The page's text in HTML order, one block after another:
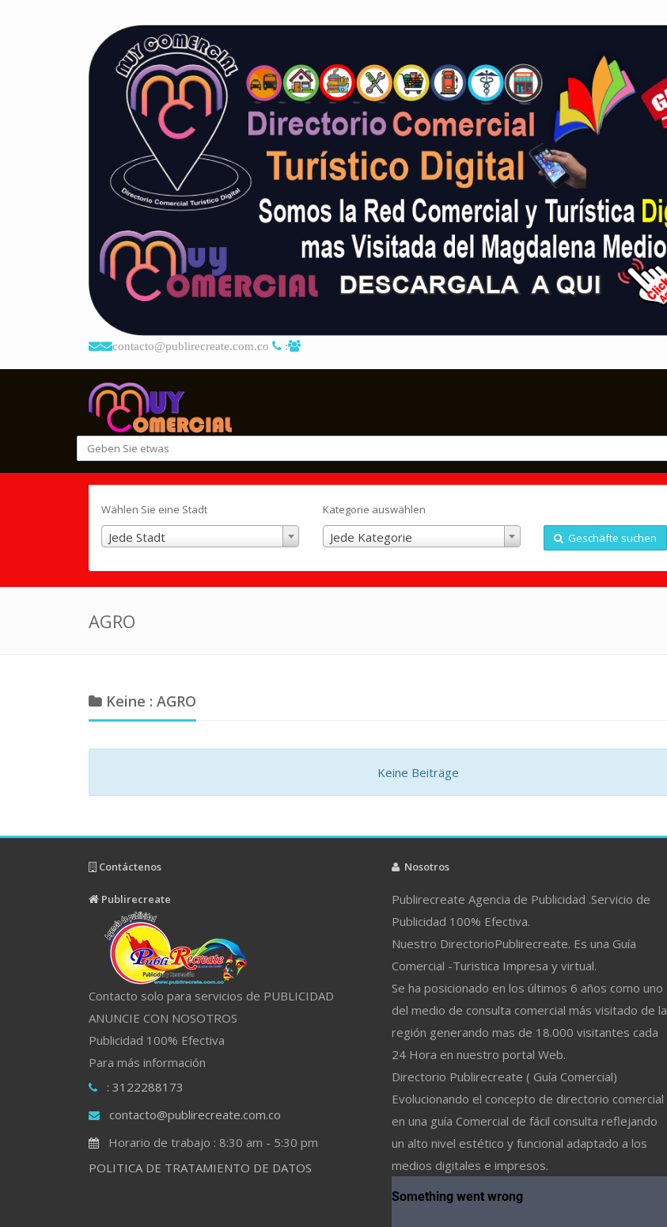
contacto@publirecreate.com.co :
Wählen Sie eine Stadt
Jede Stadt
Kategorie auswählen
Jede Kategorie Geschäfte suchen
AGRO
Keine : AGRO
Keine Beiträge
Contáctenos
Publirecreate
Contacto solo para servicios de PUBLICIDAD
ANUNCIE CON NOSOTROS
Publicidad 100% Efectiva
Para más información
: 3122288173
contacto@publirecreate.com.co
Horario de trabajo : 8:30 am - 5:30 pm
POLITICA DE TRATAMIENTO DE DATOS
Nosotros
Publirecreate Agencia de Publicidad .Servicio de
Publicidad 100% Efectiva.
Nuestro DirectorioPublirecreate. Es una Guía
Comercial -Turistica Impresa y virtual.
Se ha posicionado en los últimos 6 años como uno
del medio de consulta comercial más visitado de la
región generando mas de 18.000 visitantes cada
24 Hora en nuestro portal Web.
Directorio Publirecreate ( Guía Comercial)
Evolucionando el concepto de directorio comercial
en una guía Comercial de fácil consulta reflejando
un alto nivel estético y funcional adaptado a los
medios digitales e impresos.